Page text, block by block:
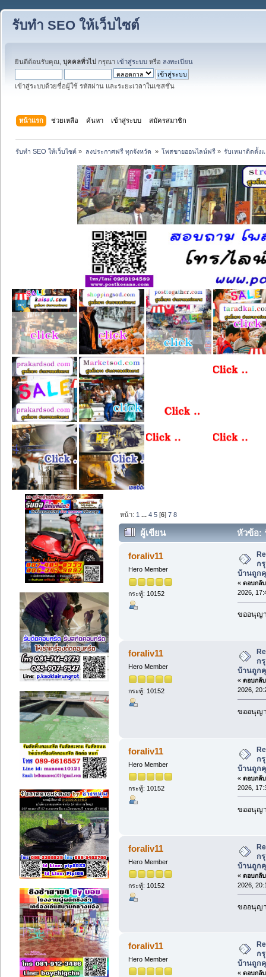
รับทำ SEO ให้เว็บไซต์
ยินดีต้อนรับคุณ, บุคคลทั่วไป กรุณา เข้าสู่ระบบ หรือ ลงทะเบียน
เข้าสู่ระบบด้วยชื่อผู้ใช้ รหัสผ่าน และระยะเวลาในเซสชั่น
หน้าแรก ช่วยเหลือ ค้นหา เข้าสู่ระบบ สมัครสมาชิก
รับทำ SEO ให้เว็บไซต์ » ลงประกาศฟรี ทุกจังหวัด » โพสขายออนไลน์ฟรี» รับเหมาติดตั้ง
หน้า: 1 ...4 5 [6]7 8
ผู้เขียน
หัวข้อ:
บ้านถูกคุณภาพสูงสำหรับบ้านใหม่ (อ่
foraliv11
Hero Member
กระทู้: 10152
ก
บ้านถูก
« ตอบกลั
2026,
ขออนุญ
foraliv11
Hero Member
กระทู้: 10152
ก
บ้านถูก
« ตอบกลั
2026,
ขออนุญ
foraliv11
Hero Member
กระทู้: 10152
ก
บ้านถูก
« ตอบกลั
2026,
ขออนุญ
foraliv11
Hero Member
กระทู้: 10152
ก
บ้านถูก
« ตอบกลั
2026,
ขออนุญ
foraliv11
Hero Member
ก
บ้านถูก
« ตอบกลั